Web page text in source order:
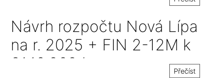
Návrh rozpočtu Nová Lípa
na r. 2025 + FIN 2-12M k
31.10.2024
Přečíst